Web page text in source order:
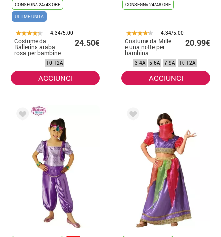
CONSEGNA 24/48 ORE
ULTIME UNITÀ
4.34/5.00
Costume da
Ballerina araba
rosa per bambine
24.50€
10-12A
AGGIUNGI
CONSEGNA 24/48 ORE
4.34/5.00
Costume da Mille
e una notte per
bambina
20.99€
3-4A 5-6A 7-9A 10-12A
AGGIUNGI